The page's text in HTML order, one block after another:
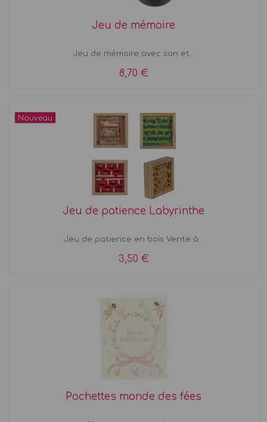
Jeu de mémoire
Jeu de mémoire avec son et...
8,70 €
Nouveau
Jeu de patience Labyrinthe
Jeu de patience en bois Vente à...
3,50 €
Pochettes monde des fées